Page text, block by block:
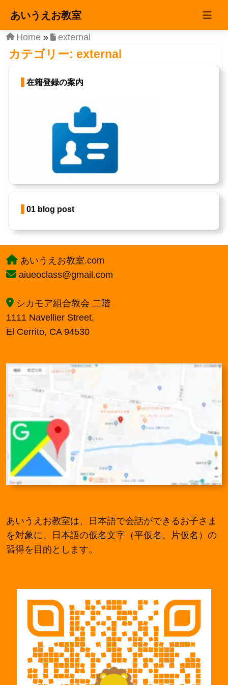
Main
Navigation
あいうえお教室
Home » external
カテゴリー: external
在籍登録の案内
01 blog post
あいうえお教室.com
aiueoclass@gmail.com
シカモア組合教会 二階
1111 Navellier Street,
El Cerrito, CA 94530
あいうえお教室は、日本語で会話ができるお子さま
を対象に、日本語の仮名文字（平仮名、片仮名）の
習得を目的とします。